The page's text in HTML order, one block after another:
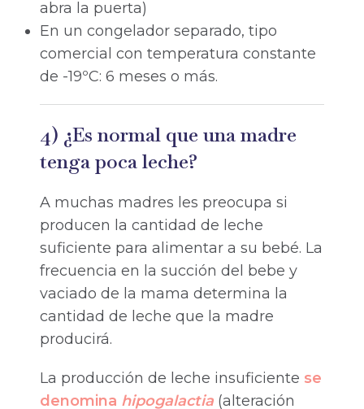
abra la puerta)
En un congelador separado, tipo
comercial con temperatura constante
de -19ºC: 6 meses o más.
4) ¿Es normal que una madre
tenga poca leche?
A muchas madres les preocupa si
producen la cantidad de leche
suficiente para alimentar a su bebé. La
frecuencia en la succión del bebe y
vaciado de la mama determina la
cantidad de leche que la madre
producirá.
La producción de leche insuficiente se
denomina hipogalactia (alteración